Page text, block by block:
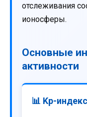
отслеживания
ионосферы.
Основные
активности
📊 Kp-индекс